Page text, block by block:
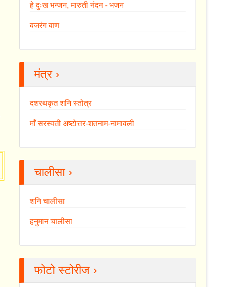
हे दुःख भन्जन, मारुती नंदन - भजन
बजरंग बाण
मंत्र ›
दशरथकृत शनि स्तोत्र
माँ सरस्वती अष्टोत्तर-शतनाम-नामावली
चालीसा ›
शनि चालीसा
हनुमान चालीसा
फोटो स्टोरीज ›